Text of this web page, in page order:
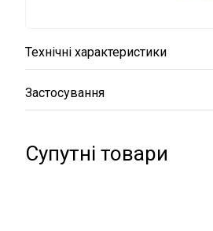
Технічні характеристики
Застосування
Супутні товари